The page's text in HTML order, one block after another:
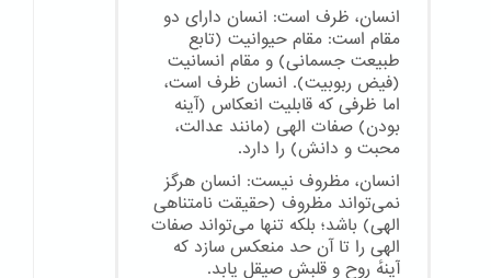
انسان، ظرف است: انسان دارای دو
مقام است: مقام حیوانیت (تابع
طبیعت جسمانی) و مقام انسانیت
(فیض ربوبیت). انسان ظرف است،
اما ظرفی که قابلیت انعکاس (آینه
بودن) صفات الهی (مانند عدالت،
محبت و دانش) را دارد.
انسان، مظروف نیست: انسان هرگز
نمی‌تواند مظروف (حقیقت نامتناهی
الهی) باشد؛ بلکه تنها می‌تواند صفات
الهی را تا آن حد منعکس سازد که
آینهٔ روح و قلبش صیقل یابد.